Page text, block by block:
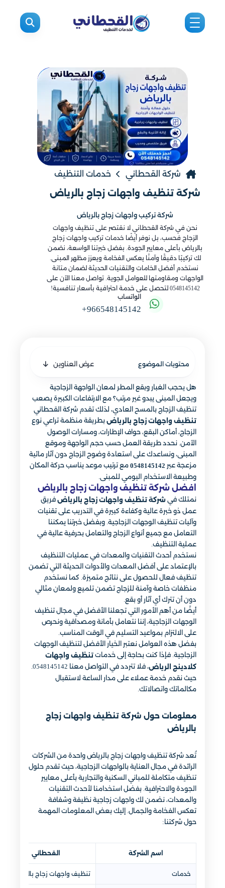
شركة القحطاني خدمات التنظيف
شركة تنظيف واجهات زجاج بالرياض​
شركة تركيب واجهات زجاج بالرياض
نحن في شركة القحطاني لا نقتصر على تنظيف واجهات
الزجاج فحسب، بل نوفر أيضًا خدمات تركيب واجهات زجاج
بالرياض بأعلى معايير الجودة. بفضل خبرتنا الواسعة، نضمن
لك تركيبًا دقيقًا وآمنًا يعكس الفخامة ويعزز مظهر المبنى.
نستخدم أفضل الخامات والتقنيات الحديثة لضمان متانة
الواجهات ومقاومتها للعوامل الجوية. تواصل معنا الآن على
0548145142 لتحصل على خدمة احترافية بأسعار تنافسية!
الواتساب
+966548145142
محتويات الموضوع عرض العناوين
هل يحجب الغبار وبقع المطر لمعان الواجهة الزجاجية
ويجعل المبنى يبدو غير مرتب؟ مع الارتفاعات الكبيرة يصعب
تنظيف الزجاج بالمسح العادي، لذلك تقدم شركة القحطاني
تنظيف واجهات زجاج بالرياض بطريقة منظمة تراعي نوع
الزجاج، أماكن البقع، حواف الإطارات، ومسارات الوصول
الآمن. نحدد طريقة العمل حسب حجم الواجهة وموقع
المبنى، ونساعدك على استعادة وضوح الزجاج دون آثار مائية
مزعجة عبر 0548145142 مع ترتيب موعد يناسب حركة المكان
وطبيعة الاستخدام اليومي للمبنى.
افضل شركة تنظيف واجهات زجاج بالرياض
نمتلك في شركة تنظيف واجهات زجاج بالرياض فريق
عمل ذو خبرة عالية وكفاءة كبيرة في التدريب على تقنيات
وآليات تنظيف الوجهات الزجاجية. وبفضل خبرتنا يمكننا
التعامل مع جميع أنواع الزجاج والتعامل بحرفية عالية في
عملية التنظيف.
نستخدم أحدث التقنيات والمعدات في عمليات التنظيف
بالإعتماد على أفضل المعدات والأدوات الحديثة التي تضمن
تنظيف فعال للحصول على نتائج متميزة. كما نستخدم
منظفات خاصة وآمنة للزجاج تضمن تلميع ولمعان مثالي
دون أن تترك أي آثار أو بقع.
أيضًا من أهم الأمور التي تجعلنا الأفضل في مجال تنظيف
الوجهات الزجاجية، إننا نتعامل بأمانة ومصداقية ونحرص
على الالتزام بمواعيد التسليم في الوقت المناسب.
بفضل هذه العوامل نعتبر الخيار الأفضل لتنظيف الوجهات
الزجاجية. فإذا كنت بحاجة إلى خدمات تنظيف واجهات
كلادينج الرياض
، فلا تتردد في التواصل معنا 0548145142.
حيث نقدم خدمة عملاء على مدار الساعة لاستقبال
مكالماتك واتصالاتك.
معلومات حول شركة تنظيف واجهات زجاج
بالرياض
تُعد شركة تنظيف واجهات زجاج بالرياض واحدة من الشركات
الرائدة في مجال العناية بالواجهات الزجاجية، حيث تقدم حلول
تنظيف متكاملة للمباني السكنية والتجارية بأعلى معايير
الجودة والاحترافية. بفضل استخدامنا لأحدث التقنيات
والمعدات، نضمن لك واجهات زجاجية نظيفة وشفافة
تعكس الفخامة والجمال. إليك بعض المعلومات المهمة
حول شركتنا:
اسم الشركة القحطاني
خدمات تنظيف واجهات زجاج بالرياض